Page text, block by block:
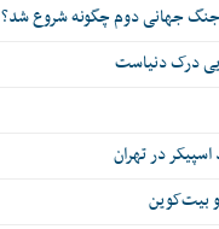
جهانی دوم چگونه شروع شد؟
درک دنیاست
بیت‌کوین